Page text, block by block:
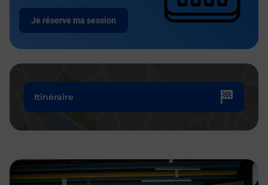
Je réserve ma session
Itinéraire